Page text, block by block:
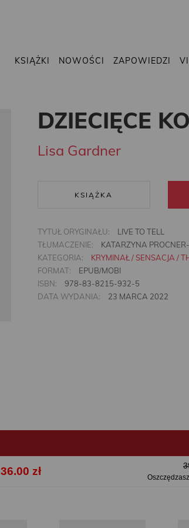
KSIĄŻKI NOWOŚCI ZAPOWIEDZI
DZIECIĘCE
Lisa Gardner
KSIĄŻKA
TYTUŁ ORYGINAŁU:
LIVE TO TELL
TŁUMACZENIE:
KATARZYNA
KATEGORIA:
KRYMINAŁ / SENSACJA /
FORMAT:
EPUB/MOBI
ISBN:
978-83-8215-932-5
DATA WYDANIA:
23 MARCA 2022
36.00 zł